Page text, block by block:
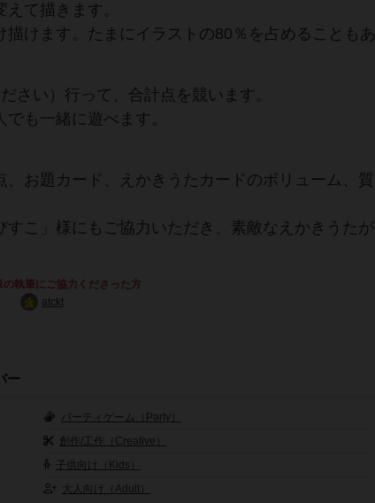
て描きます。
けます。たまにイラストの80％を占めることもあ
さい）行って、合計点を競います。
も一緒に遊べます。
お題カード、えかきうたカードのボリューム、質
こ」様にもご協力いただき、素敵なえかきうたが
の執筆にご協力くださった方
atckt
ー
パーティゲーム（Party）
創作/工作（Creative）
子供向け（Kids）
大人向け（Adult）